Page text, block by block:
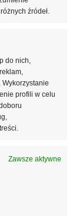
źródeł.
do nich,
profili w celu
Zawsze aktywne
kryje